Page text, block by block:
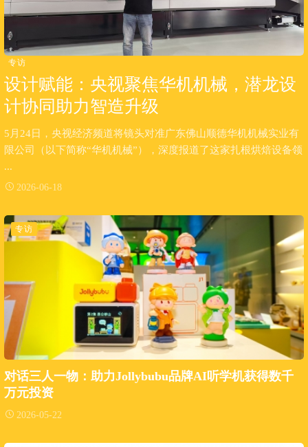
专访
设计赋能：央视聚焦华机机械，潜龙设
计协同助力智造升级
5月24日，央视经济频道将镜头对准广东佛山顺德华机机械实业有
限公司（以下简称“华机机械”），深度报道了这家扎根烘焙设备领
...
2026-06-18
对话三人一物：助力Jollybubu品牌AI听学机获得数千
万元投资
2026-05-22
专访